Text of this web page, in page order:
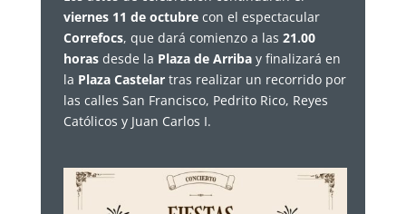
viernes 11 de octubrecon el espectacular
Correfocs, que dará comienzo a las 21.00
horasdesde la Plaza de Arribay finalizará en
la Plaza Castelartras realizar un recorrido por
las calles San Francisco, Pedrito Rico, Reyes
Católicos y Juan Carlos I.